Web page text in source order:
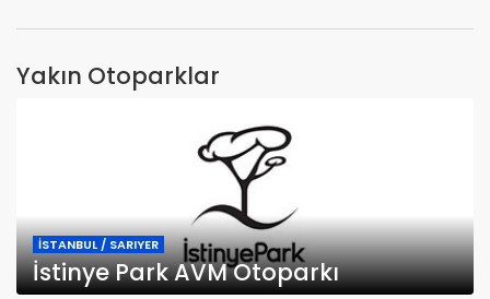
Yakın Otoparklar
İSTANBUL / SARIYER
İstinye Park AVM Otoparkı